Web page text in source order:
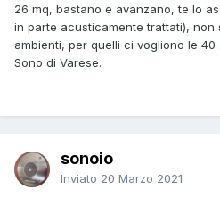
da paura con i Luxman 590. Di
26 mq, bastano e avanzano, te lo
in parte acusticamente trattati), non
ambienti, per quelli ci vogliono le 40
Sono di Varese.
sonoio
Inviato 20 Marzo 2021